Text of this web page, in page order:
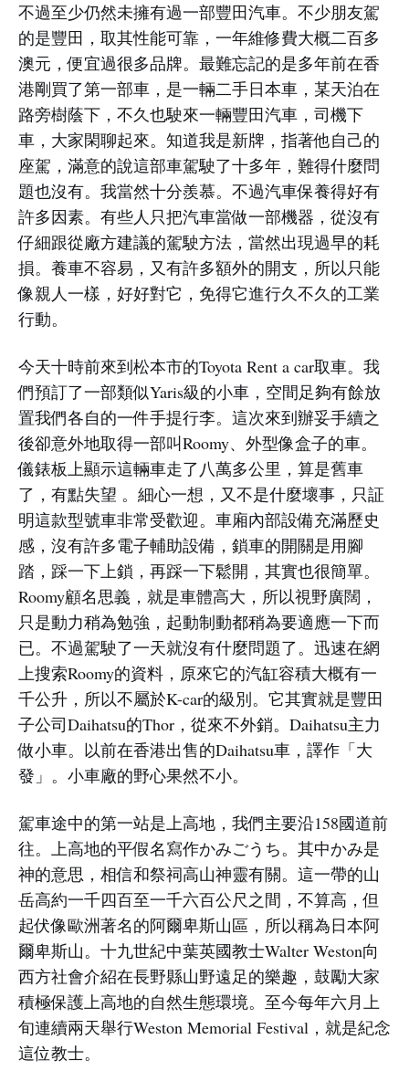
不過至少仍然未擁有過一部豐田汽車。不少朋友駕
的是豐田，取其性能可靠，一年維修費大概二百多
澳元，便宜過很多品牌。最難忘記的是多年前在香
港剛買了第一部車，是一輛二手日本車，某天泊在
路旁樹蔭下，不久也駛來一輛豐田汽車，司機下
車，大家閑聊起來。知道我是新牌，指著他自己的
座駕，滿意的說這部車駕駛了十多年，難得什麼問
題也沒有。我當然十分羨慕。不過汽車保養得好有
許多因素。有些人只把汽車當做一部機器，從沒有
仔細跟從廠方建議的駕駛方法，當然出現過早的耗
損。養車不容易，又有許多額外的開支，所以只能
像親人一樣，好好對它，免得它進行久不久的工業
行動。
今天十時前來到松本市的Toyota Rent a car取車。我
們預訂了一部類似Yaris級的小車，空間足夠有餘放
置我們各自的一件手提行李。這次來到辦妥手續之
後卻意外地取得一部叫Roomy、外型像盒子的車。
儀錶板上顯示這輛車走了八萬多公里，算是舊車
了，有點失望 。細心一想，又不是什麼壞事，只証
明這款型號車非常受歡迎。車廂內部設備充滿歷史
感，沒有許多電子輔助設備，鎖車的開關是用腳
踏，踩一下上鎖，再踩一下鬆開，其實也很簡單。
Roomy顧名思義，就是車體高大，所以視野廣闊，
只是動力稍為勉強，起動制動都稍為要適應一下而
已。不過駕駛了一天就沒有什麼問題了。迅速在網
上搜索Roomy的資料，原來它的汽缸容積大概有一
千公升，所以不屬於K-car的級別。它其實就是豐田
子公司Daihatsu的Thor，從來不外銷。Daihatsu主力
做小車。以前在香港出售的Daihatsu車，譯作「大
發」。小車廠的野心果然不小。
駕車途中的第一站是上高地，我們主要沿158國道前
往。上高地的平假名寫作かみごうち。其中かみ是
神的意思，相信和祭祠高山神靈有關。這一帶的山
岳高約一千四百至一千六百公尺之間，不算高，但
起伏像歐洲著名的阿爾卑斯山區，所以稱為日本阿
爾卑斯山。十九世紀中葉英國教士Walter Weston向
西方社會介紹在長野縣山野遠足的樂趣，鼓勵大家
積極保護上高地的自然生態環境。至今每年六月上
旬連續兩天舉行Weston Memorial Festival，就是紀念
這位教士。